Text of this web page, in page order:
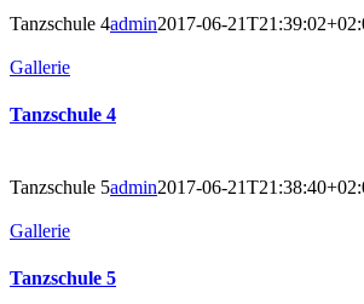
Tanzschule 4admin2017-06-
Gallerie
Tanzschule 4
Tanzschule 5admin2017-06-
Gallerie
Tanzschule 5